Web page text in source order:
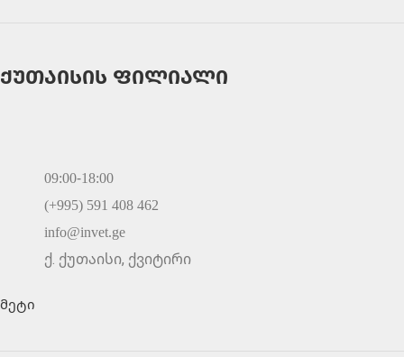
ქუთაისის ფილიალი
09:00-18:00
(+995) 591 408 462
info@invet.ge
ქ. ქუთაისი, ქვიტირი
მეტი